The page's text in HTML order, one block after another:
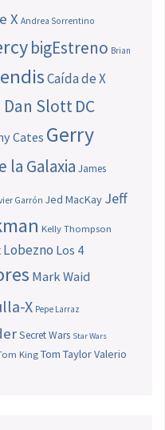
X Andrea Sorrentino
bigEstreno Brian
Caída de X
Dan SlottDC
Cates Gerry
la Galaxia James
Garrón Jed MacKay Jeff
Kelly Thompson
Lobezno Los 4
Mark Waid
X Pepe Larraz
Secret Wars Star Wars
King Tom TaylorValerio